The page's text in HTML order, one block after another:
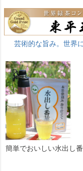
芸術的な旨み。世界
簡単でおいしい水出し